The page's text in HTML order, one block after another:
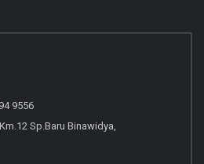
9556
Sp.Baru Binawidya,